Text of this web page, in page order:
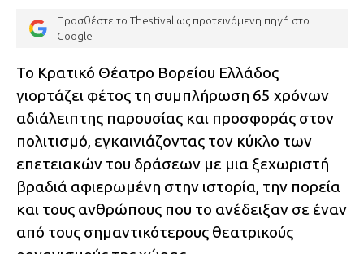
Προσθέστε το Thestival ως προτεινόμενη πηγή στο
Google
Το Κρατικό Θέατρο Βορείου Ελλάδος
γιορτάζει φέτος τη συμπλήρωση 65 χρόνων
αδιάλειπτης παρουσίας και προσφοράς στον
πολιτισμό, εγκαινιάζοντας τον κύκλο των
επετειακών του δράσεων με μια ξεχωριστή
βραδιά αφιερωμένη στην ιστορία, την πορεία
και τους ανθρώπους που το ανέδειξαν σε έναν
από τους σημαντικότερους θεατρικούς